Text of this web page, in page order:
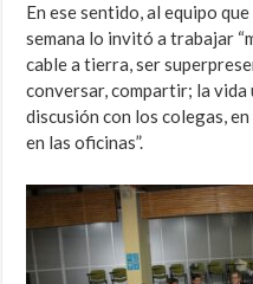
En ese sentido, al equipo
semana lo invitó a trabajar
cable a tierra, ser
conversar, compartir; la vida
discusión con los colegas,
en las oficinas”.